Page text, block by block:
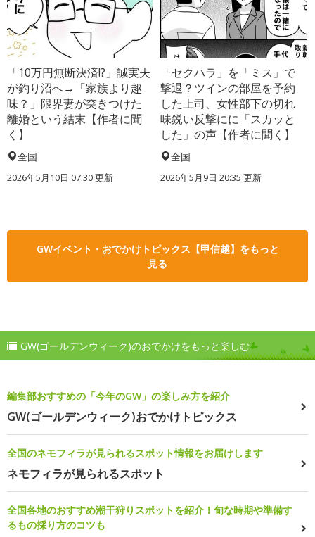
「10万円無断決済!?」誠実夫
が釣り沼へ→「家族より趣
味？」限界妻が突きつけた
離婚という結末【作者に聞
く】
全国
2026年5月10日 07:30 更新
「セクハラ」を「ミス」で
撃退？ツインの部屋を予約
した上司、女性部下の切れ
味鋭い反撃にに「スカッと
した」の声【作者に聞く】
全国
2026年5月9日 20:35 更新
GWイベント・おでかけトピックス【甲信越】をもっと
見る
GW(ゴールデンウィーク)のおでかけをもっと楽しむ
編集部おすすめの「今年のGW」の楽しみ方を紹介
GW(ゴールデンウィーク)おでかけトピックス
全国のネモフィラが見られるスポット情報をお届けします
ネモフィラが見られるスポット
全国各地のおすすめ潮干狩りスポットを紹介！旬な時期や準備す
るもの採り方のコツも